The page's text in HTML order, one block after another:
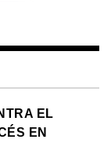
EL
EN